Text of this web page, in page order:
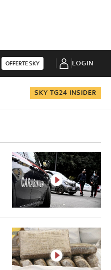
OFFERTE SKY LOGIN
SKY TG24 INSIDER